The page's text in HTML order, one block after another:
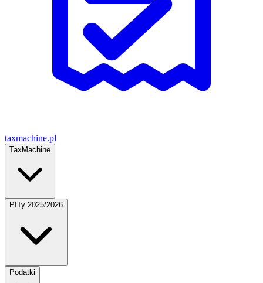
taxmachine.pl
TaxMachine
PITy 2025/2026
Podatki